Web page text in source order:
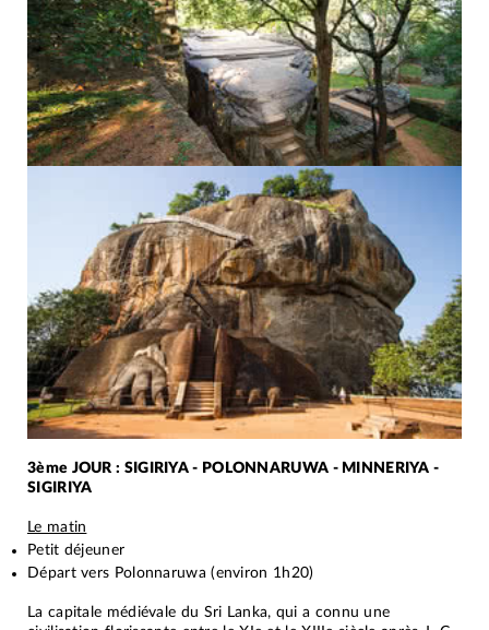
3ème JOUR : SIGIRIYA - POLONNARUWA - MINNERIYA -
SIGIRIYA
Le matin
Petit déjeuner
Départ vers Polonnaruwa (environ 1h20)
La capitale médiévale du Sri Lanka, qui a connu une